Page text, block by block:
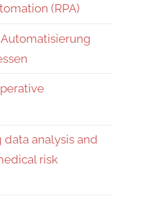
(RPA)
analysis and
risk